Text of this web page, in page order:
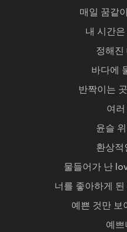
매일 꿈같
내 시간은
정해진
바다에
반짝이는
여러
윤슬
환상적
물들어가 난
너를 좋아하게
예쁜 것만 보
예쁘